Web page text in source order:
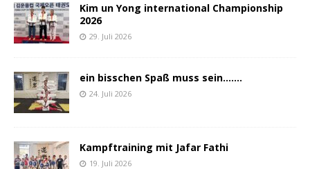
Kim un Yong international Championship
2026
29. Juli 2026
ein bisschen Spaß muss sein…….
24. Juli 2026
Kampftraining mit Jafar Fathi
19. Juli 2026